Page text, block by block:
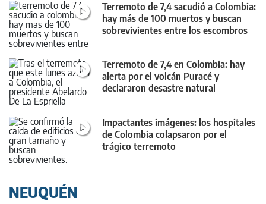
Terremoto de 7,4 sacudió a Colombia:
hay más de 100 muertos y buscan
sobrevivientes entre los escombros
Terremoto de 7,4 en Colombia: hay
alerta por el volcán Puracé y
declararon desastre natural
Impactantes imágenes: los hospitales
de Colombia colapsaron por el
trágico terremoto
NEUQUÉN